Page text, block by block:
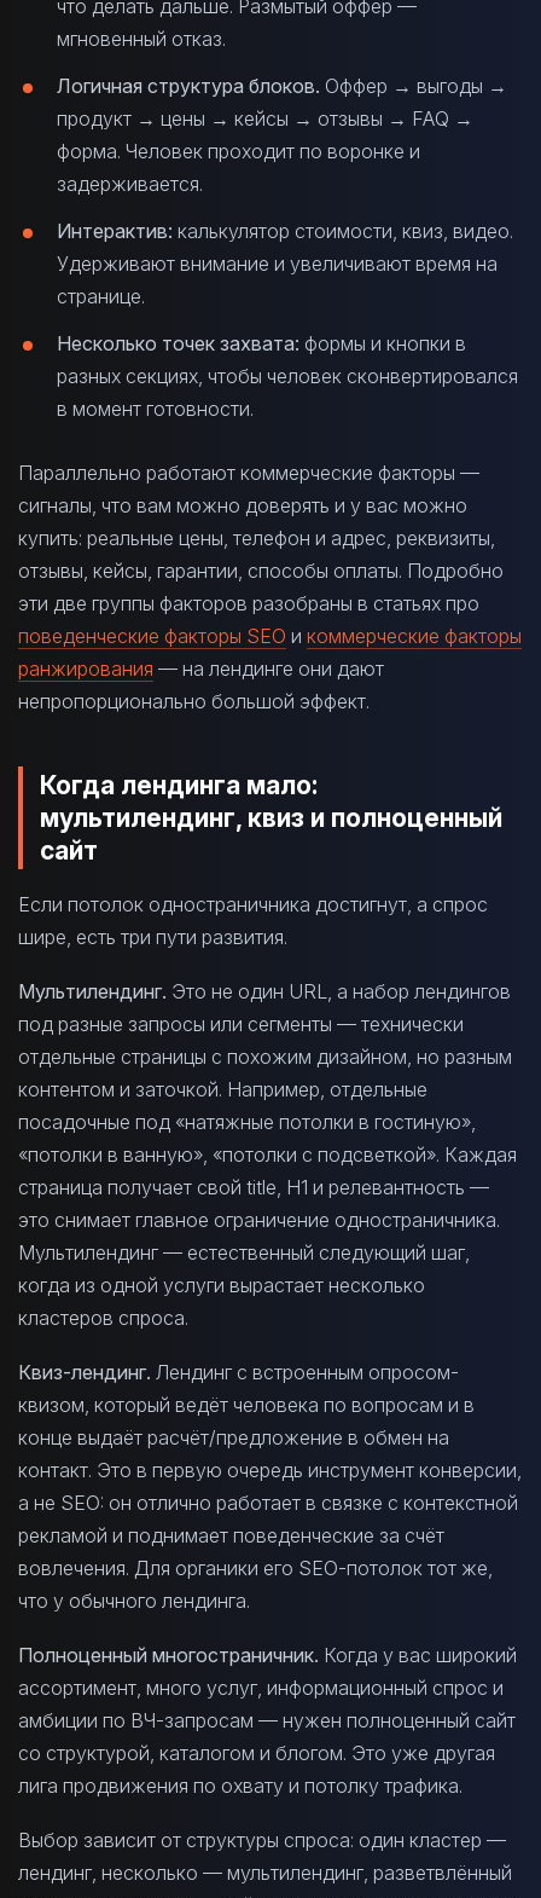
что делать дальше. Размытый оффер —
мгновенный отказ.
Логичная структура блоков. Оффер → выгоды →
продукт → цены → кейсы → отзывы → FAQ →
форма. Человек проходит по воронке и
задерживается.
Интерактив: калькулятор стоимости, квиз, видео.
Удерживают внимание и увеличивают время на
странице.
Несколько точек захвата: формы и кнопки в
разных секциях, чтобы человек сконвертировался
в момент готовности.
Параллельно работают коммерческие факторы —
сигналы, что вам можно доверять и у вас можно
купить: реальные цены, телефон и адрес, реквизиты,
отзывы, кейсы, гарантии, способы оплаты. Подробно
эти две группы факторов разобраны в статьях про
поведенческие факторы SEO и коммерческие факторы
ранжирования — на лендинге они дают
непропорционально большой эффект.
Когда лендинга мало:
мультилендинг, квиз и полноценный
сайт
Если потолок одностраничника достигнут, а спрос
шире, есть три пути развития.
Мультилендинг. Это не один URL, а набор лендингов
под разные запросы или сегменты — технически
отдельные страницы с похожим дизайном, но разным
контентом и заточкой. Например, отдельные
посадочные под «натяжные потолки в гостиную»,
«потолки в ванную», «потолки с подсветкой». Каждая
страница получает свой title, H1 и релевантность —
это снимает главное ограничение одностраничника.
Мультилендинг — естественный следующий шаг,
когда из одной услуги вырастает несколько
кластеров спроса.
Квиз-лендинг. Лендинг с встроенным опросом-
квизом, который ведёт человека по вопросам и в
конце выдаёт расчёт/предложение в обмен на
контакт. Это в первую очередь инструмент конверсии,
а не SEO: он отлично работает в связке с контекстной
рекламой и поднимает поведенческие за счёт
вовлечения. Для органики его SEO-потолок тот же,
что у обычного лендинга.
Полноценный многостраничник. Когда у вас широкий
ассортимент, много услуг, информационный спрос и
амбиции по ВЧ-запросам — нужен полноценный сайт
со структурой, каталогом и блогом. Это уже другая
лига продвижения по охвату и потолку трафика.
Выбор зависит от структуры спроса: один кластер —
лендинг, несколько — мультилендинг, разветвлённый